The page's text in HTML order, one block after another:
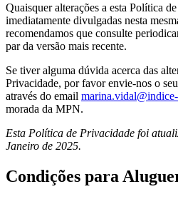
Quaisquer alterações a esta Política
imediatamente divulgadas nesta
recomendamos que consulte
par da versão mais recente.
Se tiver alguma dúvida acerca das
Privacidade, por favor envie-nos o
através do email
morada da MPN.
Esta Política de Privacidade foi
Janeiro de 2025.
Condições para